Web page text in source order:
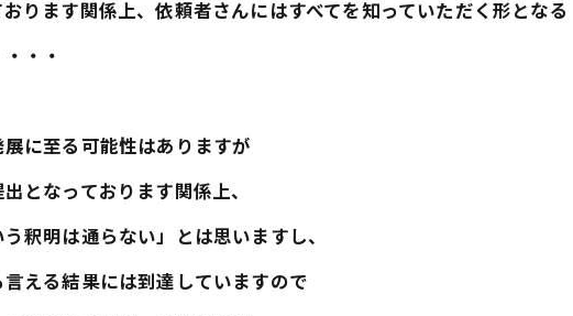
ります関係上、依頼者さんにはすべてを知っていただく形となる
・・
に至る可能性はありますが
となっております関係上、
う釈明は通らない」とは思いますし、
える結果には到達していますので